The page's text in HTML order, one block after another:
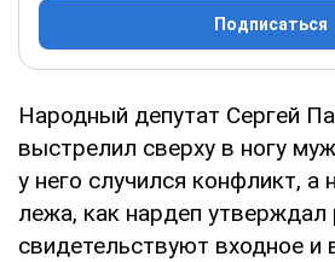
Подписаться
Народный депутат Сергей
выстрелил сверху в ногу
у него случился конфликт, а
лежа, как нардеп утверждал
свидетельствуют входное и